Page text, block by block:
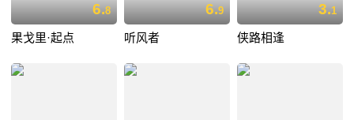
6.8
果戈里·起点
6.9
听风者
3.1
侠路相逢